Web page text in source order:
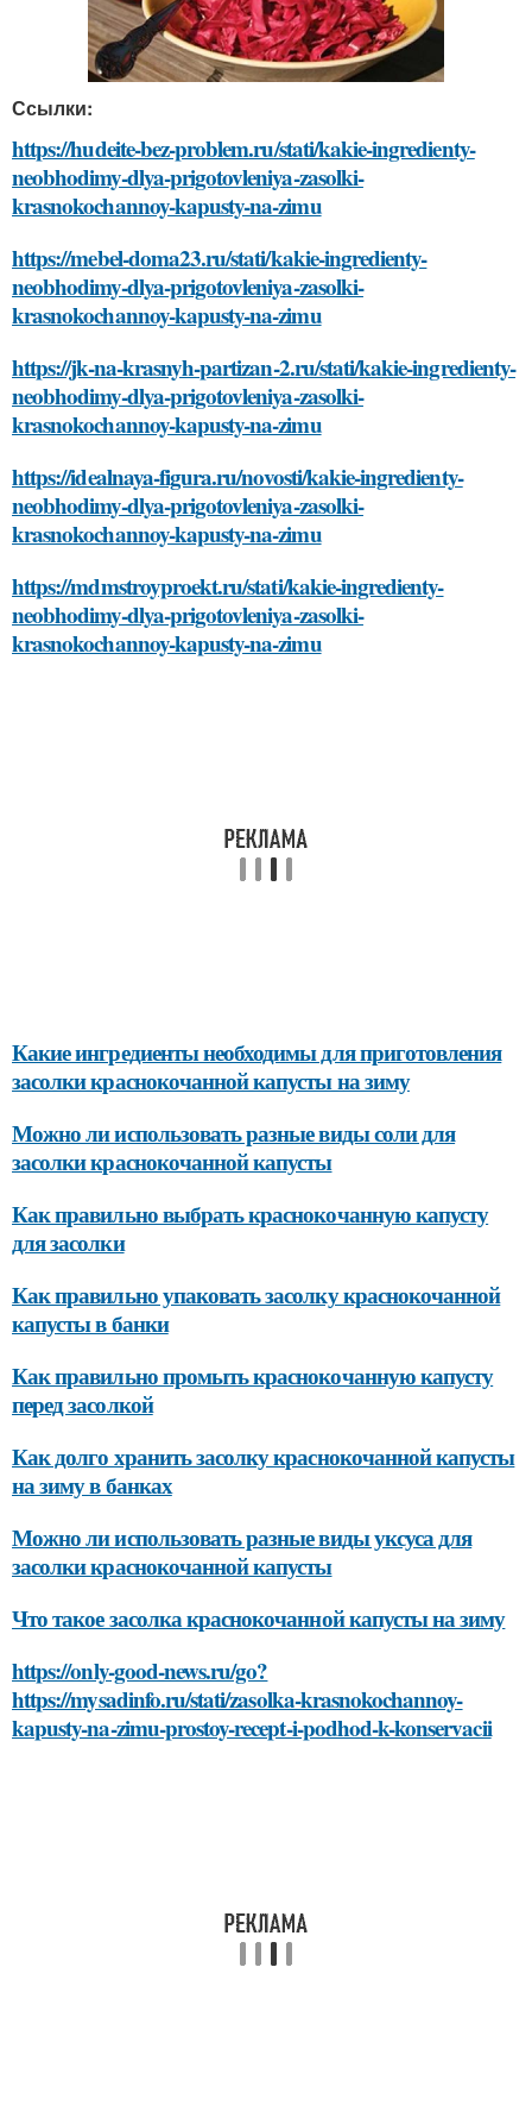
Ссылки:
https://hudeite-bez-problem.ru/stati/kakie-ingredienty-
neobhodimy-dlya-prigotovleniya-zasolki-
krasnokochannoy-kapusty-na-zimu
https://mebel-doma23.ru/stati/kakie-ingredienty-
neobhodimy-dlya-prigotovleniya-zasolki-
krasnokochannoy-kapusty-na-zimu
https://jk-na-krasnyh-partizan-2.ru/stati/kakie-ingredienty-
neobhodimy-dlya-prigotovleniya-zasolki-
krasnokochannoy-kapusty-na-zimu
https://idealnaya-figura.ru/novosti/kakie-ingredienty-
neobhodimy-dlya-prigotovleniya-zasolki-
krasnokochannoy-kapusty-na-zimu
https://mdmstroyproekt.ru/stati/kakie-ingredienty-
neobhodimy-dlya-prigotovleniya-zasolki-
krasnokochannoy-kapusty-na-zimu
Какие ингредиенты необходимы для приготовления
засолки краснокочанной капусты на зиму
Можно ли использовать разные виды соли для
засолки краснокочанной капусты
Как правильно выбрать краснокочанную капусту
для засолки
Как правильно упаковать засолку краснокочанной
капусты в банки
Как правильно промыть краснокочанную капусту
перед засолкой
Как долго хранить засолку краснокочанной капусты
на зиму в банках
Можно ли использовать разные виды уксуса для
засолки краснокочанной капусты
Что такое засолка краснокочанной капусты на зиму
https://only-good-news.ru/go?
https://mysadinfo.ru/stati/zasolka-krasnokochannoy-
kapusty-na-zimu-prostoy-recept-i-podhod-k-konservacii